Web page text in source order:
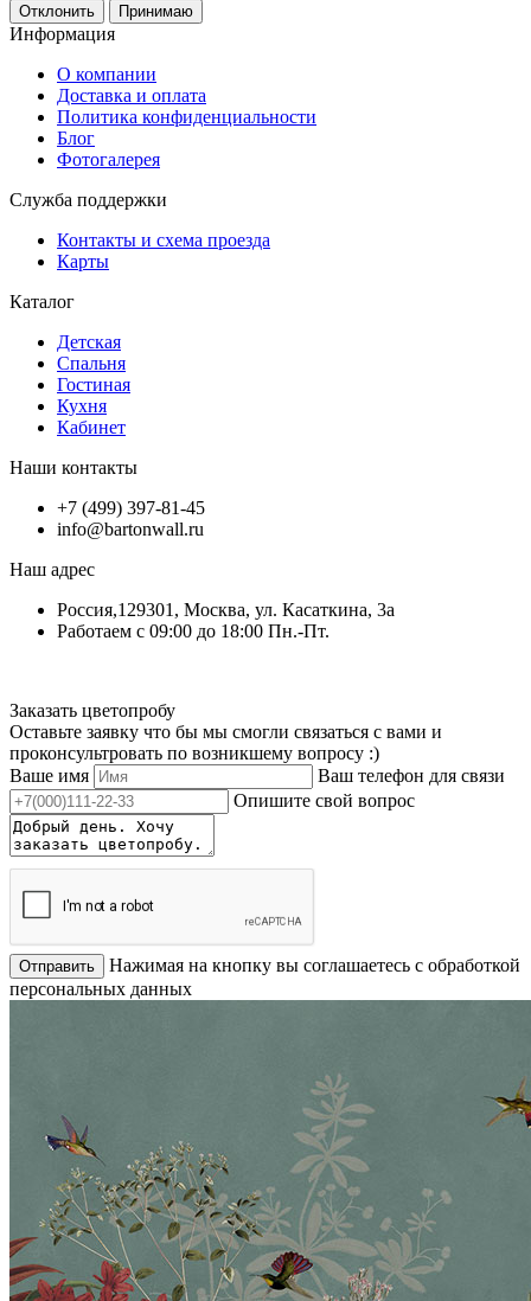
Отклонить Принимаю
Информация
О компании
Доставка и оплата
Политика конфиденциальности
Блог
Фотогалерея
Служба поддержки
Контакты и схема проезда
Карты
Каталог
Детская
Спальня
Гостиная
Кухня
Кабинет
Наши контакты
+7 (499) 397-81-45
info@bartonwall.ru
Наш адрес
Россия,129301, Москва, ул. Касаткина, 3а
Работаем с 09:00 до 18:00 Пн.-Пт.
Заказать цветопробу
Оставьте заявку что бы мы смогли связаться с вами и
проконсультровать по возникшему вопросу :)
Ваше имя
Ваш телефон для связи
Опишите свой вопрос
Отправить
Нажимая на кнопку вы соглашаетесь с обработкой
персональных данных